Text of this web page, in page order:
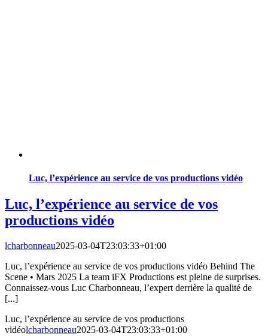
Luc, l’expérience au service de vos productions vidéo
Luc, l’expérience au service de vos
productions vidéo
lcharbonneau2025-03-04T23:03:33+01:00
Luc, l’expérience au service de vos productions vidéo Behind The
Scene • Mars 2025 La team iFX Productions est pleine de surprises.
Connaissez-vous Luc Charbonneau, l’expert derrière la qualité de
[...]
Luc, l’expérience au service de vos productions
vidéolcharbonneau2025-03-04T23:03:33+01:00